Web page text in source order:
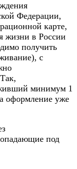
Федерации,
карте,
жизни в России
получить
с
минимум 1
оформление уже
под